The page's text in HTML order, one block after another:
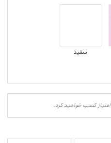
سفید
امتیاز کسب خواهید کرد.